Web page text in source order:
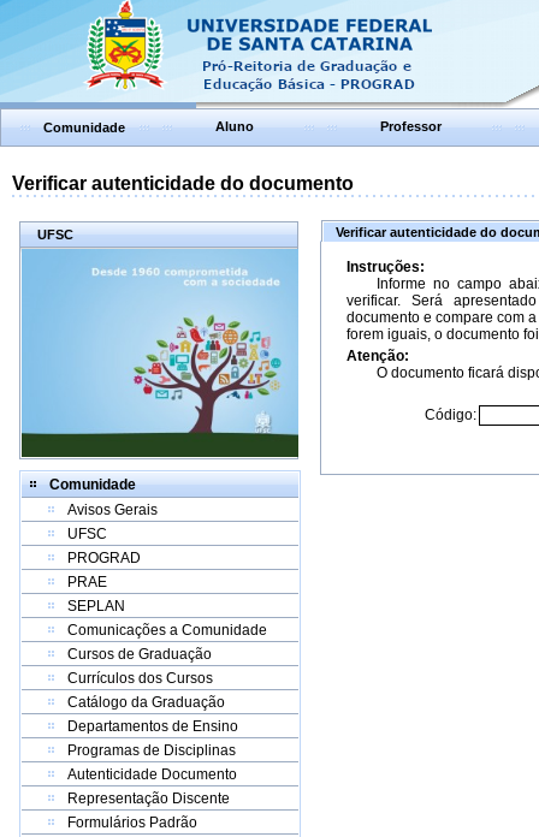
Comunidade Aluno Professor
Verificar autenticidade do documento
UFSC
Comunidade
Avisos Gerais
UFSC
PROGRAD
PRAE
SEPLAN
Comunicações a Comunidade
Cursos de Graduação
Currículos dos Cursos
Catálogo da Graduação
Departamentos de Ensino
Programas de Disciplinas
Autenticidade Documento
Representação Discente
Formulários Padrão
Verificar autenticidade do
Instruções:
Informe no campo
verificar. Será
documento e compare com
forem iguais, o documento
Atenção:
O documento ficará
Código: